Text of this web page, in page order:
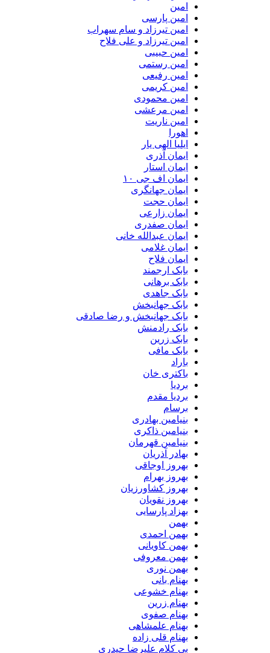
امین
امین پارسی
امین تیرزاد و سام سهراب
امین تیرزاد و علی فلاح
امین حبیبی
امین رستمی
امین رفیعی
امین کریمی
امین محمودی
امین مرعشی
امین ناریت
اهورا
ایلیا الهی یار
ایمان آذری
ایمان استار
ایمان اف جی ۱۰
ایمان جهانگری
ایمان حجت
ایمان زارعی
ایمان صفدری
ایمان عبدالله خانی
ایمان غلامی
ایمان فلاح
بابک ارجمند
بابک برهانی
بابک جاهدی
بابک جهانبخش
بابک جهانبخش و رضا صادقی
بابک رادمنش
بابک زرین
بابک مافی
باراد
باکتری خان
بردیا
بردیا مقدم
برسام
بنیامین بهادری
بنیامین ذاکری
بنیامین قهرمان
بهادر آذریان
بهروز اوجاقی
بهروز بهرام
بهروز کشاورزیان
بهروز نقویان
بهزاد پارسایی
بهمن
بهمن احمدی
بهمن کاویانی
بهمن معروفی
بهمن نوری
بهنام بانی
بهنام خشوعی
بهنام زرین
بهنام صفوی
بهنام علمشاهی
بهنام قلی زاده
بی کلام علیرضا حیدری